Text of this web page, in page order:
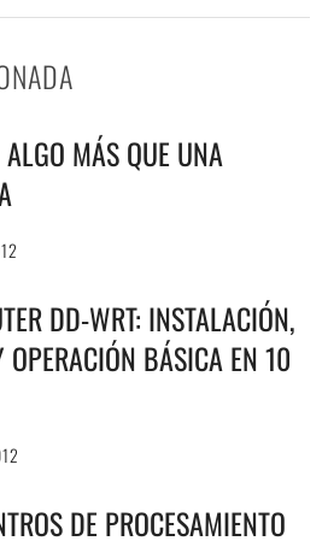
MÁS QUE UNA
DD-WRT: INSTALACIÓN,
OPERACIÓN BÁSICA EN 10
DE PROCESAMIENTO